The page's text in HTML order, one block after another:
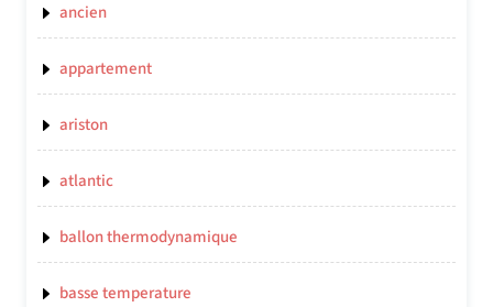
ancien
appartement
ariston
atlantic
ballon thermodynamique
basse temperature